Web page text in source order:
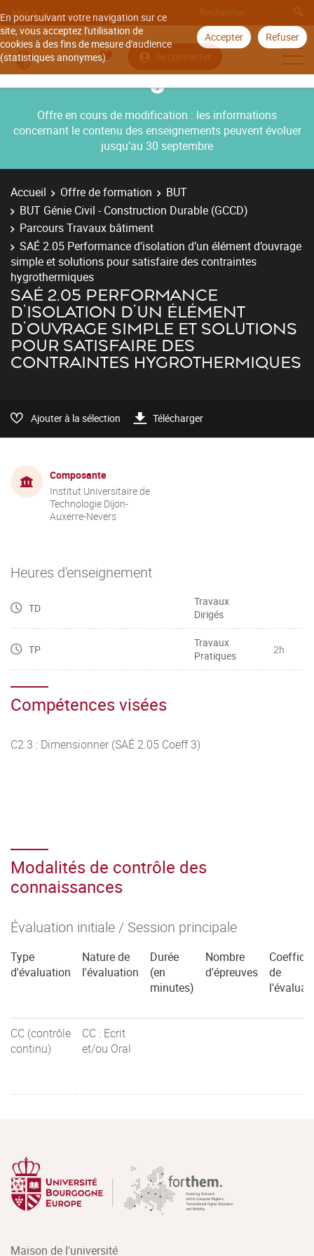
En poursuivant votre navigation sur ce
site, vous acceptez l'utilisation de
cookies à des fins de mesure d'audience
(statistiques anonymes).
Accepter Refuser
Aller à
Se connecter
Offre en cours de modification : les informations
concernant le contenu des enseignements peuvent évoluer
jusqu’au 30 septembre
Accueil Offre de formation
BUT
BUT Génie Civil - Construction Durable (GCCD)
Parcours Travaux bâtiment
SAÉ 2.05 Performance d’isolation d’un élément d’ouvrage
simple et solutions pour satisfaire des contraintes
hygrothermiques
SAÉ 2.05 PERFORMANCE
D’ISOLATION D’UN ÉLÉMENT
D’OUVRAGE SIMPLE ET SOLUTIONS
POUR SATISFAIRE DES
CONTRAINTES HYGROTHERMIQUES
Ajouter à la sélection Télécharger
Composante
Institut Universitaire de
Technologie Dijon-
Auxerre-Nevers
Heures d'enseignement
TD
Travaux
Dirigés
TP
Travaux
Pratiques
2h
Compétences visées
C2.3 : Dimensionner (SAÉ 2.05 Coeff 3)
Modalités de contrôle des
connaissances
Évaluation initiale / Session principale
Type
d'évaluation
Nature de
l'évaluation
Durée
(en
minutes)
Nombre
d'épreuves
de
CC (contrôle
continu)
CC : Ecrit
et/ou Oral
Maison de l'université